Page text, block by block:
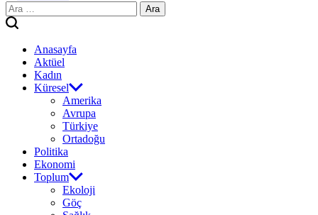
41
MEDIA
Arama:
Anasayfa
Aktüel
Kadın
Küresel
Amerika
Avrupa
Türkiye
Ortadoğu
Politika
Ekonomi
Toplum
Ekoloji
Göç